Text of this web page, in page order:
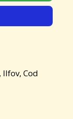
Ilfov, Cod